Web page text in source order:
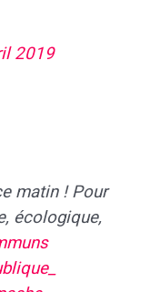
2019
matin ! Pour
écologique,